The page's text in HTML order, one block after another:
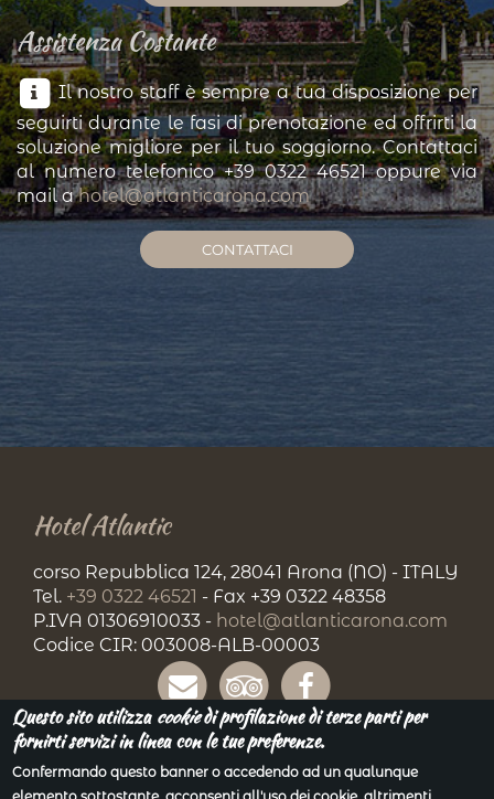
Assistenza Costante
Il nostro staff è sempre a tua disposizione per
seguirti durante le fasi di prenotazione ed offrirti la
soluzione migliore per il tuo soggiorno. Contattaci
al numero telefonico +39 0322 46521 oppure via
mail ahotel@atlanticarona.com
CONTATTACI
Hotel Atlantic
corso Repubblica 124, 28041 Arona (NO) - ITALY
Tel. +39 0322 46521 - Fax +39 0322 48358
P.IVA 01306910033 - hotel@atlanticarona.com
Codice CIR: 003008-ALB-00003
Questo sito utilizza cookiedi profilazione di terze parti per
fornirti servizi in linea con le tue preferenze.
Confermando questo banner o accedendo ad un qualunque